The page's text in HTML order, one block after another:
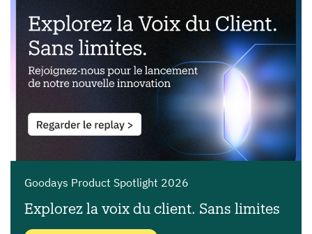
Goodays Product Spotlight 2026
Explorez la voix du client. Sans limites